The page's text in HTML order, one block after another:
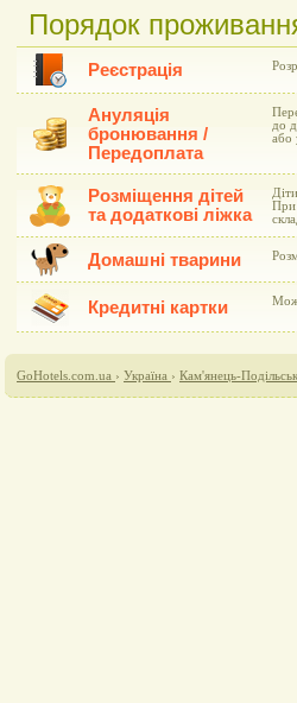
Порядок
Реєстрація
Ануляція
бронювання /
Передоплата
до
або
Розміщення дітей
та додаткові ліжка
При
Домашні тварини
Кредитні картки
GoHotels.com.ua › Україна › Кам'янець-